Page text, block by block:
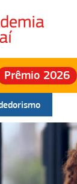
Prêmio 2026